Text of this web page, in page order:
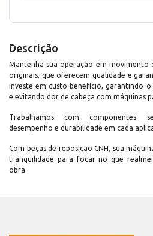
Descrição
Mantenha sua operação em movimento
originais, que oferecem qualidade e
investe em custo-benefício, garantindo
e evitando dor de cabeça com máquinas
Trabalhamos com componentes
desempenho e durabilidade em cada
Com peças de reposição CNH, sua
tranquilidade para focar no que
obra.